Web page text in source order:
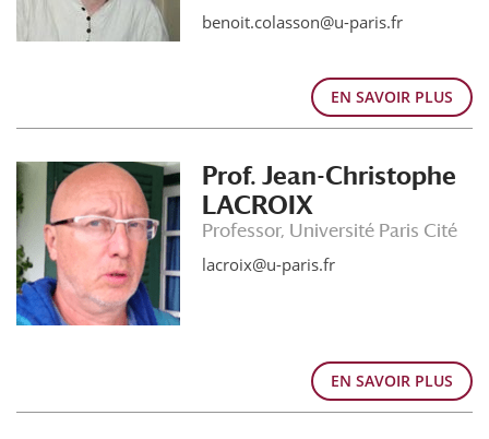
benoit.colasson@u-paris.fr
EN SAVOIR PLUS
Prof. Jean-Christophe
LACROIX
Professor, Université Paris Cité
lacroix@u-paris.fr
EN SAVOIR PLUS